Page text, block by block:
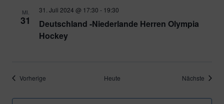
MI.
31
Deutschland -Niederlande Herren Olympia
Hockey
31. Juli 2024 @ 17:30 - 19:30
Vorherige Heute Nächste